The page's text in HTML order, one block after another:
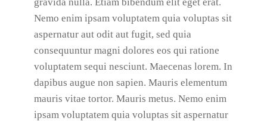
Nemo enim ipsam voluptatem quia voluptas sit
aspernatur aut odit aut fugit, sed quia
consequuntur magni dolores eos qui ratione
voluptatem sequi nesciunt. Maecenas lorem. In
dapibus augue non sapien. Mauris elementum
mauris vitae tortor. Mauris metus. Nemo enim
ipsam voluptatem quia voluptas sit aspernatur